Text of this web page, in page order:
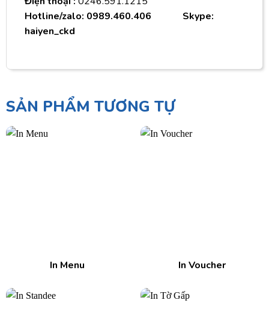
Hotline/zalo: 0989.460.406 Skype:
haiyen_ckd
SẢN PHẨM TƯƠNG TỰ
In Menu In Voucher